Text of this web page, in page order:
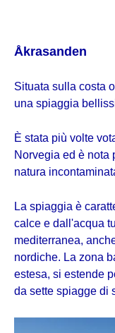
Åkrasanden
Situata sulla costa
una spiaggia
È stata più volte
Norvegia ed è nota
natura
La spiaggia è
calce e dall'acqua
mediterranea,
nordiche. La zona
estesa, si estende
da sette spiagge di